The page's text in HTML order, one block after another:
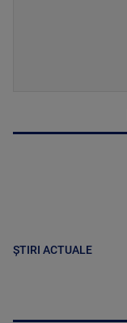
ȘTIRI ACTUALE